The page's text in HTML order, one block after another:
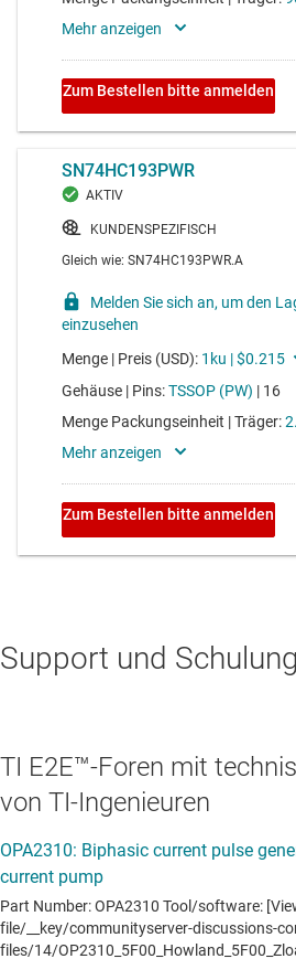
Support und
TI E2E™-Foren mit
von TI-Ingenieuren